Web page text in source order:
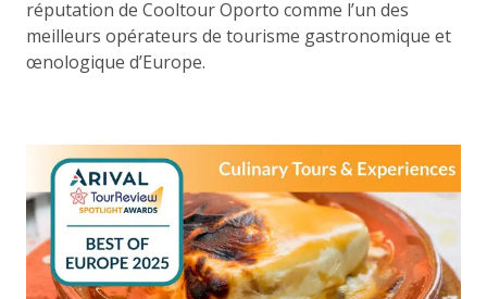
réputation de Cooltour Oporto comme l’un des
meilleurs opérateurs de tourisme gastronomique et
œnologique d’Europe.